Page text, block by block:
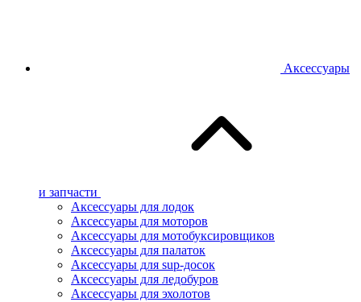
Аксессуары
и запчасти
Аксессуары для лодок
Аксессуары для моторов
Аксессуары для мотобуксировщиков
Аксессуары для палаток
Аксессуары для sup-досок
Аксессуары для ледобуров
Аксессуары для эхолотов